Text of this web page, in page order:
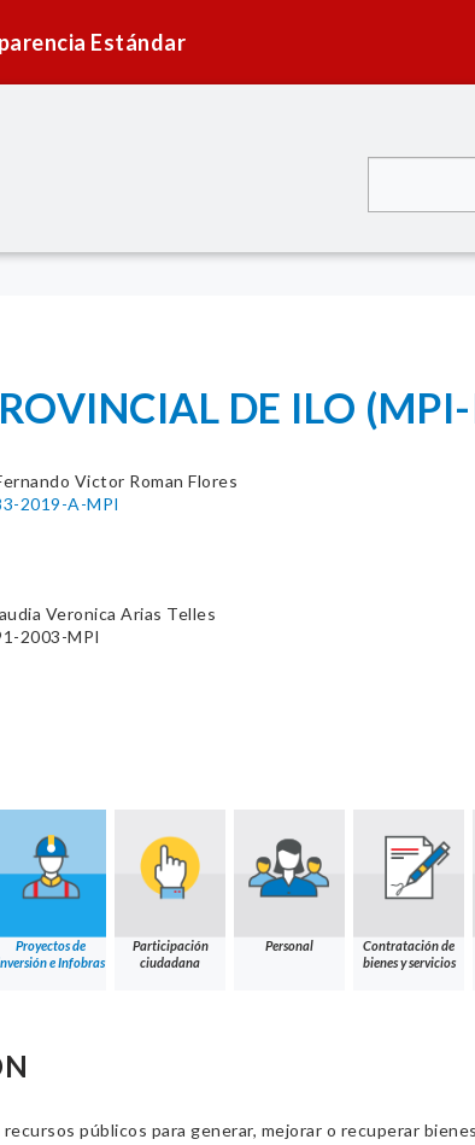
Estándar
DE ILO
Victor Roman Flores
2019-A-MPI
Veronica Arias Telles
2003-MPI
Proyectos de
e Infobras
Participación
ciudadana
Personal
Contratación de
bienes y servicios
públicos para generar, mejorar o recuperar